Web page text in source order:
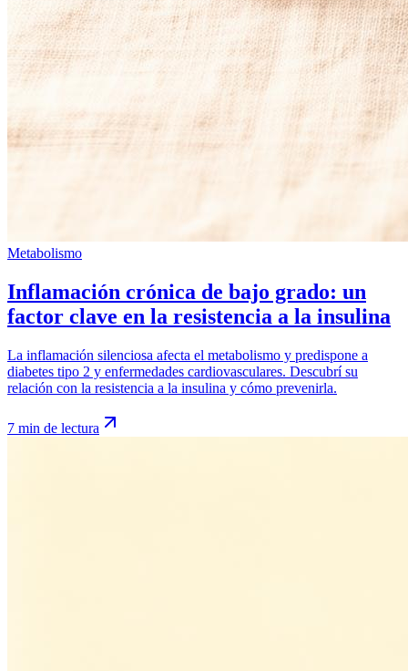
Metabolismo
Inflamación crónica de bajo grado: un
factor clave en la resistencia a la insulina
La inflamación silenciosa afecta el metabolismo y predispone a
diabetes tipo 2 y enfermedades cardiovasculares. Descubrí su
relación con la resistencia a la insulina y cómo prevenirla.
7 min de lectura